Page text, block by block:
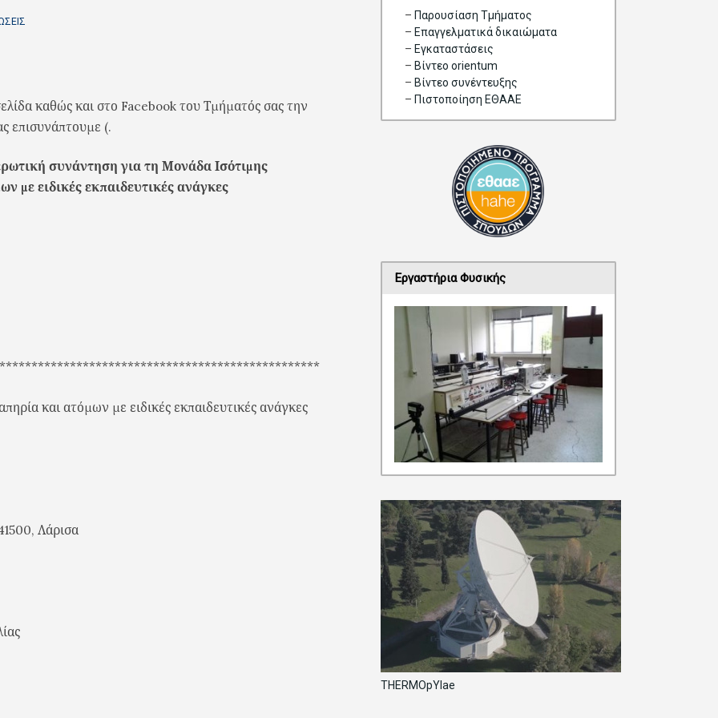
καθώς και στο Facebook του Τμήματός σας την
επισυνάπτουμε (.
συνάντηση για τη Μονάδα Ισότιμης
με ειδικές εκπαιδευτικές ανάγκες
και ατόμων με ειδικές εκπαιδευτικές ανάγκες
Λάρισα
– Παρουσίαση Τμήματος
– Επαγγελματικά δικαιώματα
– Eγκαταστάσεις
– Βίντεο orientum
– Bίντεο συνέντευξης
– Πιστοποίηση ΕΘΑΑΕ
Εργαστήρια Φυσικής
THERMOpYlae